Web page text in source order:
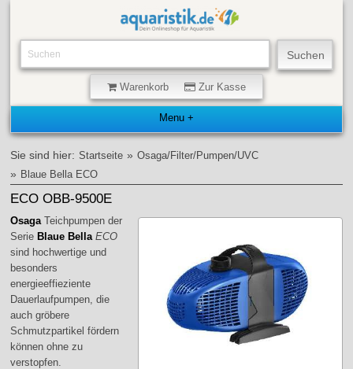
Warenkorb Zur Kasse
Sie sind hier: Startseite » Osaga/Filter/Pumpen/UVC
» Blaue Bella ECO
ECO OBB-9500E
Osaga Teichpumpen der
SerieBlaue Bella ECO
sind hochwertige und
besonders
energieeffieziente
Dauerlaufpumpen, die
auch gröbere
Schmutzpartikel fördern
können ohne zu
verstopfen.